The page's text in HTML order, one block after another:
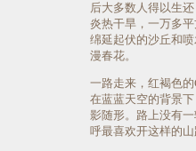
后大多数人得以生
炎热干旱，一万多
绵延起伏的沙丘和
漫春花。
一路走来，红褐色
在蓝蓝天空的背景
影随形。路上没有
呼最喜欢开这样的